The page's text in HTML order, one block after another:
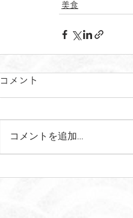
美食
コメント
コメントを追加…